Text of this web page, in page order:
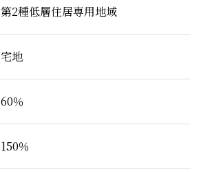
第2種低層住居専用地域
宅地
60％
150％